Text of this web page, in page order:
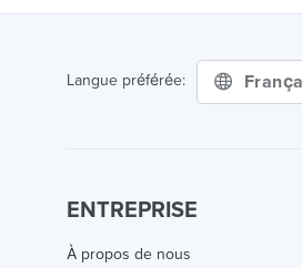
Langue préférée:
ENTREPRISE
À propos de nous